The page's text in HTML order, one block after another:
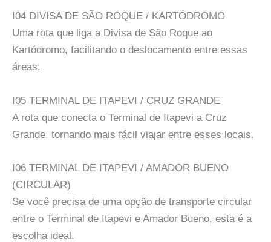
I04 DIVISA DE SÃO ROQUE / KARTÓDROMO
Uma rota que liga a Divisa de São Roque ao
Kartódromo, facilitando o deslocamento entre essas
áreas.
I05 TERMINAL DE ITAPEVI / CRUZ GRANDE
A rota que conecta o Terminal de Itapevi a Cruz
Grande, tornando mais fácil viajar entre esses locais.
I06 TERMINAL DE ITAPEVI / AMADOR BUENO
(CIRCULAR)
Se você precisa de uma opção de transporte circular
entre o Terminal de Itapevi e Amador Bueno, esta é a
escolha ideal.